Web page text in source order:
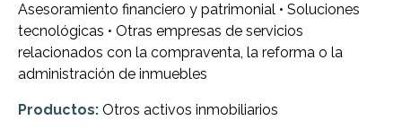
Asesoramiento financiero y patrimonial • Soluciones
tecnológicas • Otras empresas de servicios
relacionados con la compraventa, la reforma o la
administración de inmuebles
Productos: Otros activos inmobiliarios